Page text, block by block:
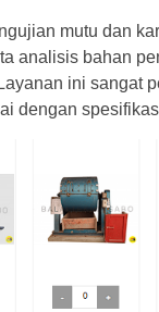
mutu dan
analisis bahan
ini sangat
dengan